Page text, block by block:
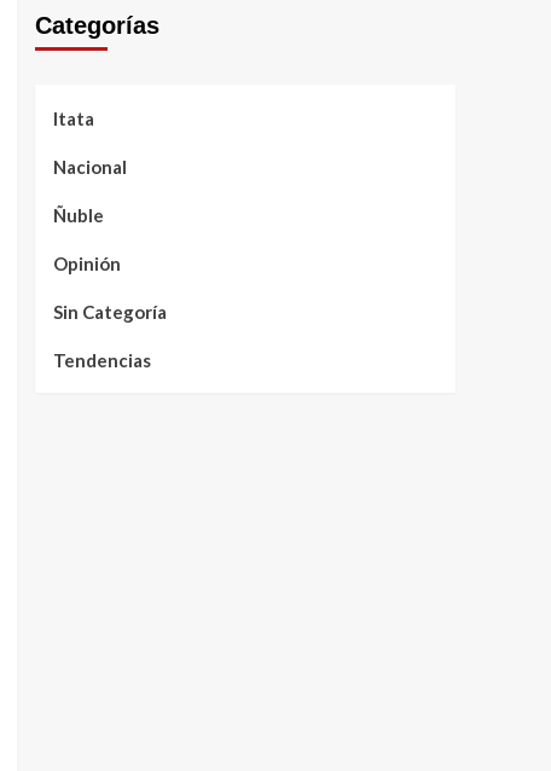
Categorías
Itata
Nacional
Ñuble
Opinión
Sin Categoría
Tendencias